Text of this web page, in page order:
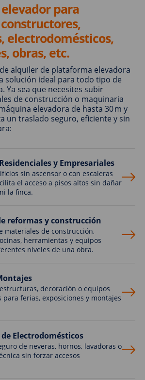
para
electrodomésticos,
obras, etc.
alquiler de plataforma elevadora
solución ideal para todo tipo de
Ya sea que necesites subir
de construcción o maquinaria
elevadora de hasta 30 m y
un traslado seguro, eficiente y sin
y Empresariales
sin ascensor o con escaleras
el acceso a pisos altos sin dañar
la finca.
reformas y construcción
materiales de construcción,
herramientas y equipos
niveles de una obra.
decoración o equipos
para ferias, exposiciones y montajes
Electrodomésticos
de neveras, hornos, lavadoras o
sin forzar accesos